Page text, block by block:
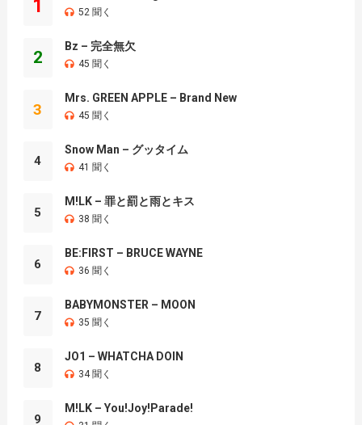
1 52 聞く
2
Bz – 完全無欠
45 聞く
3
Mrs. GREEN APPLE – Brand New
45 聞く
4
Snow Man – グッタイム
41 聞く
5
M!LK – 罪と罰と雨とキス
38 聞く
6
BE:FIRST – BRUCE WAYNE
36 聞く
7
BABYMONSTER – MOON
35 聞く
8
JO1 – WHATCHA DOIN
34 聞く
9
M!LK – You!Joy!Parade!